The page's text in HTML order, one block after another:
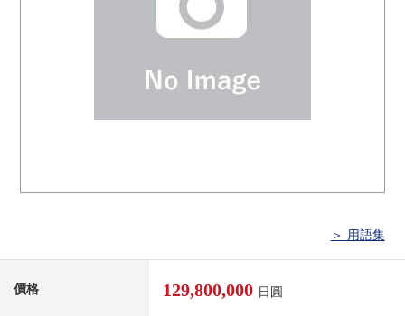
＞ 用語集
價格 129,800,000 日圓